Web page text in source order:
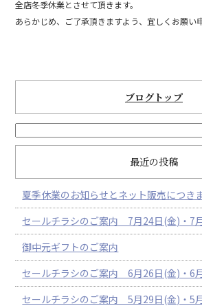
b
o
k
全店冬季休業とさせて頂きます。
あらかじめ、ご了承頂きますよう、宜しくお願い
ブログトップ
最近の投稿
夏季休業のお知らせとネット販売につき
セールチラシのご案内 7月24日(金)・7
御中元ギフトのご案内
セールチラシのご案内 6月26日(金)・6
セールチラシのご案内 5月29日(金)・5